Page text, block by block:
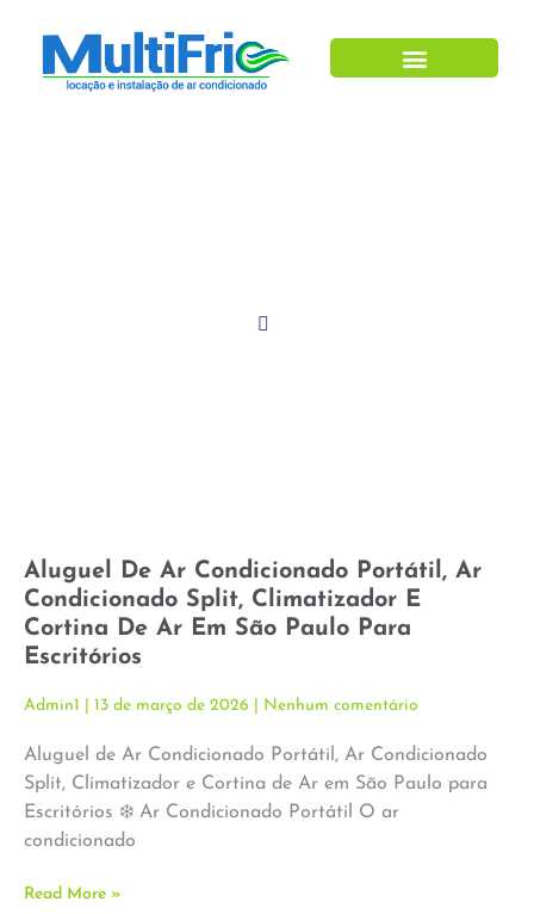
Aluguel De Ar Condicionado Portátil, Ar
Condicionado Split, Climatizador E
Cortina De Ar Em São Paulo Para
Escritórios
Admin1 13 de março de 2026 Nenhum comentário
Aluguel de Ar Condicionado Portátil, Ar Condicionado
Split, Climatizador e Cortina de Ar em São Paulo para
Escritórios ❄️ Ar Condicionado Portátil O ar
condicionado
Read More »